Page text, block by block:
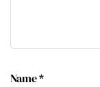
Name *